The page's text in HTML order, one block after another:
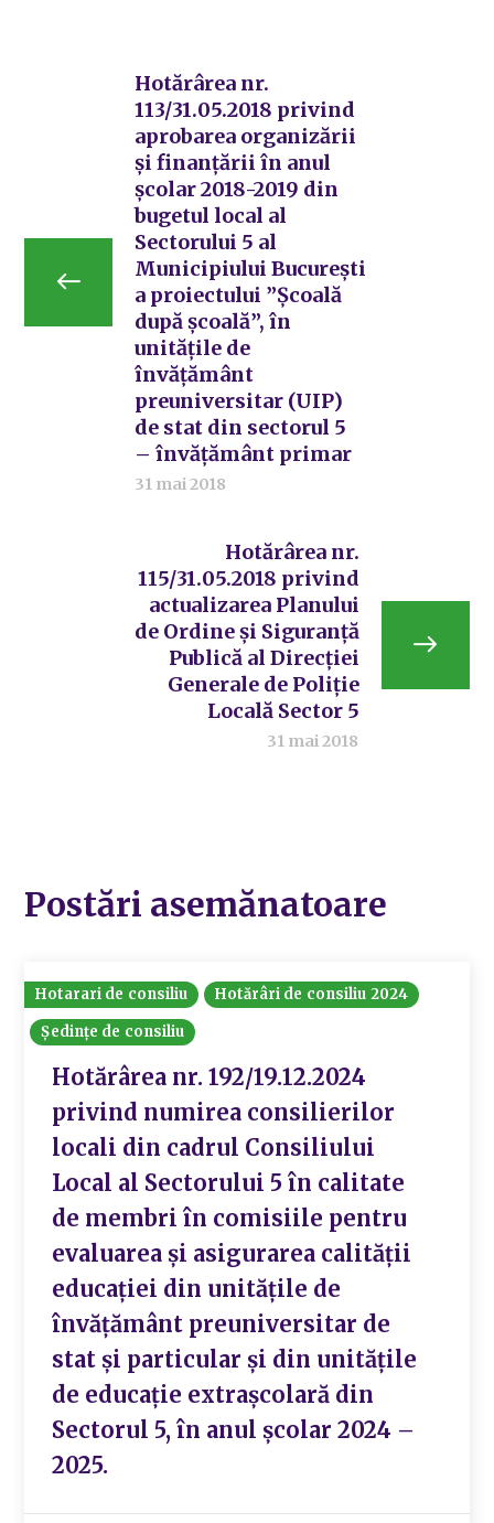
Hotărârea nr.
113/31.05.2018 privind
aprobarea organizării
și finanțării în anul
școlar 2018-2019 din
bugetul local al
Sectorului 5 al
Municipiului București
a proiectului ”Școală
după școală”, în
unitățile de
învățământ
preuniversitar (UIP)
de stat din sectorul 5
– învățământ primar
31 mai 2018
Hotărârea nr.
115/31.05.2018 privind
actualizarea Planului
de Ordine și Siguranță
Publică al Direcției
Generale de Poliție
Locală Sector 5
31 mai 2018
Postări asemănatoare
Hotarari de consiliu
Hotărâri de consiliu 2024
Ședințe de consiliu
Hotărârea nr. 192/19.12.2024
privind numirea consilierilor
locali din cadrul Consiliului
Local al Sectorului 5 în calitate
de membri în comisiile pentru
evaluarea şi asigurarea calităţii
educaţiei din unitățile de
învățământ preuniversitar de
stat și particular și din unitățile
de educație extrașcolară din
Sectorul 5, în anul școlar 2024 –
2025.